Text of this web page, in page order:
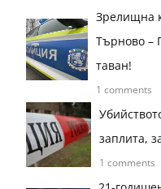
Зрелищна
Търново –
таван!
1 comments
заплита,
1 comments